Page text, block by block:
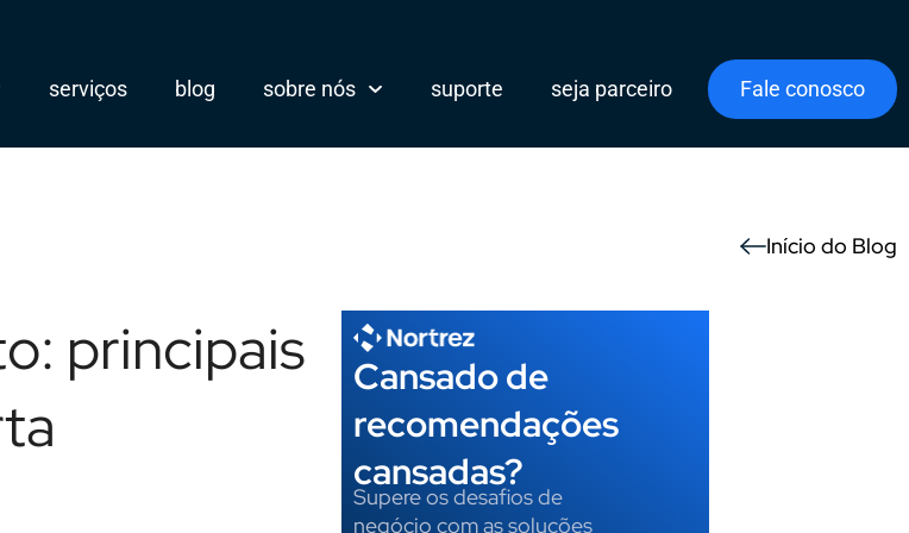
serviços blog sobre nós suporte seja parceiro Fale conosco
Início do Blog
principais
Cansado de
recomendações
cansadas?
Supere os desafios de
negócio com as soluções